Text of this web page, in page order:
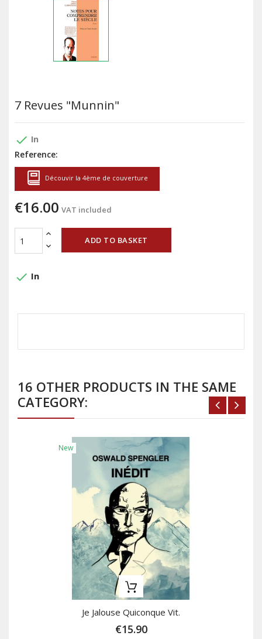
7 Revues "Munnin"
done In
Reference:
Découvir la 4ème de couverture
€16.00 VAT included
ADD TO BASKET
done In
16 OTHER PRODUCTS IN THE SAME
CATEGORY:
New
Je Jalouse Quiconque Vit.
€15.90